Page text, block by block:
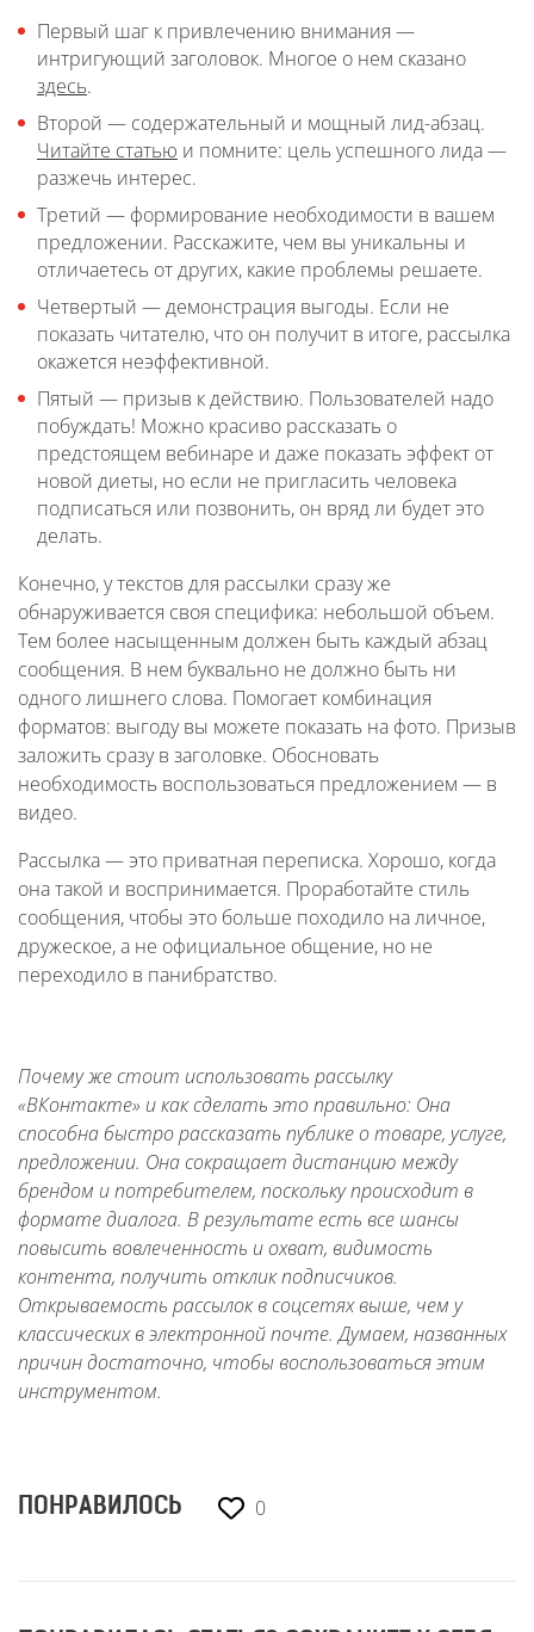
Первый шаг к привлечению внимания —
интригующий заголовок. Многое о нем сказано
здесь.
Второй — содержательный и мощный лид-абзац.
Читайте статью и помните: цель успешного лида —
разжечь интерес.
Третий — формирование необходимости в вашем
предложении. Расскажите, чем вы уникальны и
отличаетесь от других, какие проблемы решаете.
Четвертый — демонстрация выгоды. Если не
показать читателю, что он получит в итоге, рассылка
окажется неэффективной.
Пятый — призыв к действию. Пользователей надо
побуждать! Можно красиво рассказать о
предстоящем вебинаре и даже показать эффект от
новой диеты, но если не пригласить человека
подписаться или позвонить, он вряд ли будет это
делать.
Конечно, у текстов для рассылки сразу же
обнаруживается своя специфика: небольшой объем.
Тем более насыщенным должен быть каждый абзац
сообщения. В нем буквально не должно быть ни
одного лишнего слова. Помогает комбинация
форматов: выгоду вы можете показать на фото. Призыв
заложить сразу в заголовке. Обосновать
необходимость воспользоваться предложением — в
видео.
Рассылка — это приватная переписка. Хорошо, когда
она такой и воспринимается. Проработайте стиль
сообщения, чтобы это больше походило на личное,
дружеское, а не официальное общение, но не
переходило в панибратство.
Почему же стоит использовать рассылку
«ВКонтакте» и как сделать это правильно: Она
способна быстро рассказать публике о товаре, услуге,
предложении. Она сокращает дистанцию между
брендом и потребителем, поскольку происходит в
формате диалога. В результате есть все шансы
повысить вовлеченность и охват, видимость
контента, получить отклик подписчиков.
Открываемость рассылок в соцсетях выше, чем у
классических в электронной почте. Думаем, названных
причин достаточно, чтобы воспользоваться этим
инструментом.
ПОНРАВИЛОСЬ 0